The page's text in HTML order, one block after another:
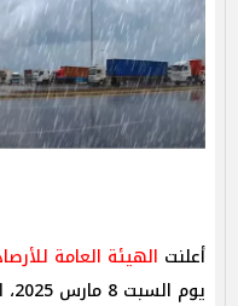
أعلنت الهيئة العامة